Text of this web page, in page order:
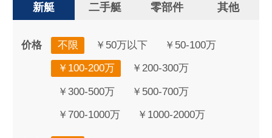
新艇 二手艇 零部件 其他
价格 不限 ￥50万以下 ￥50-100万
￥100-200万 ￥200-300万
￥300-500万 ￥500-700万
￥700-1000万 ￥1000-2000万